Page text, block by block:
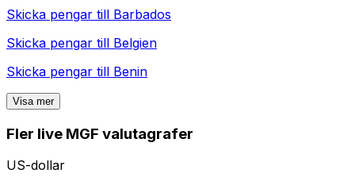
Skicka pengar till Barbados
Skicka pengar till Belgien
Skicka pengar till Benin
Visa mer
Fler live MGF valutagrafer
US-dollar